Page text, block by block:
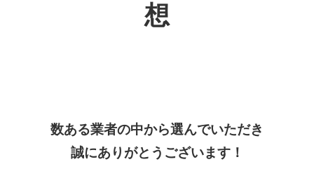
想
数ある業者の中から選んでいただき
誠にありがとうございます！